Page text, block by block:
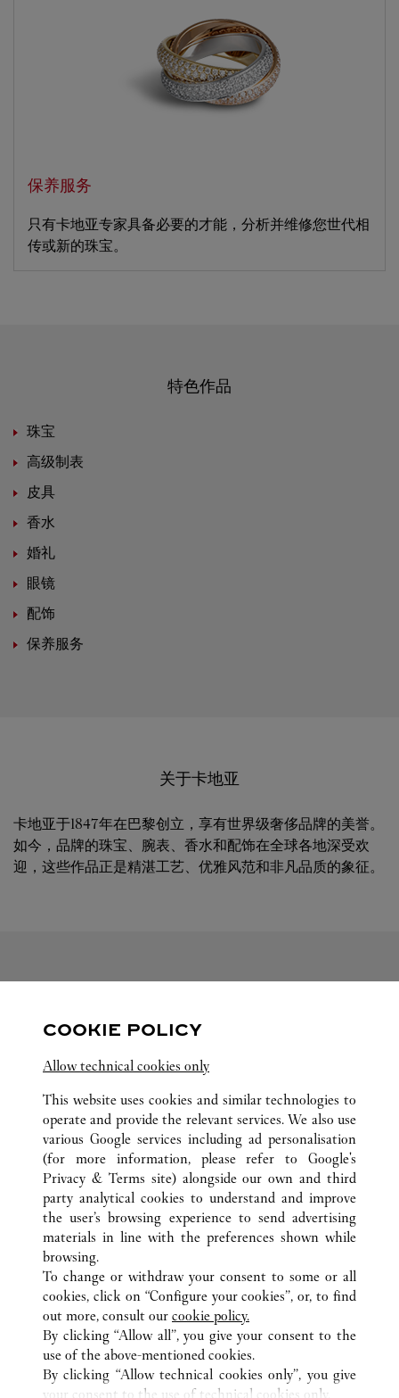
保养服务
只有卡地亚专家具备必要的才能，分析并维修您世代相
传或新的珠宝。
特色作品
珠宝
高级制表
皮具
香水
婚礼
眼镜
配饰
保养服务
关于卡地亚
卡地亚于1847年在巴黎创立，享有世界级奢侈品牌的美誉。
如今，品牌的珠宝、腕表、香水和配饰在全球各地深受欢
迎，这些作品正是精湛工艺、优雅风范和非凡品质的象征。
Visit us on Facebook
Link Opens in New Tab
Visit us on Instagram
Link Opens in New TabVisit us on Tumblr
Link Opens in New Tab
所有卡地亚精品店位置 中国 辽宁省
沈阳市
青年大街288号
CUSTOMER CARE
CONTACT US
OUR COMPANY
CAREERS
FIND A BOUTIQUE
COOKIE POLICY
Allow technical cookies only
This website uses cookies and similar technologies to
operate and provide the relevant services. We also use
various Google services including ad personalisation
(for more information, please refer to Google's
Privacy & Terms site) alongside our own and third
party analytical cookies to understand and improve
the user’s browsing experience to send advertising
materials in line with the preferences shown while
browsing.
To change or withdraw your consent to some or all
cookies, click on “Configure your cookies”, or, to find
out more, consult our cookie policy.
By clicking “Allow all”, you give your consent to the
use of the above-mentioned cookies.
By clicking “Allow technical cookies only”, you give
your consent to the use of technical cookies only.